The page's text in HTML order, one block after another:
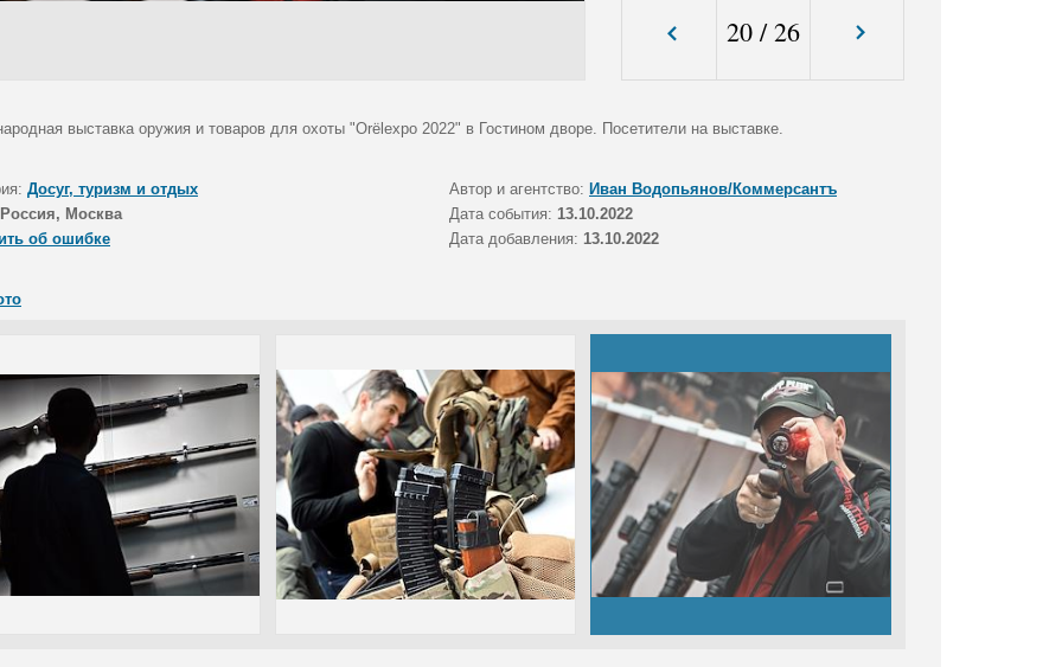
20/26
выставка оружия и товаров для охоты "Orёlexpo 2022" в Гостином дворе. Посетители на выставке.
Досуг, туризм и отдых Автор и агентство: Иван Водопьянов/Коммерсантъ
Россия, Москва Дата события: 13.10.2022
об ошибке
Дата добавления: 13.10.2022